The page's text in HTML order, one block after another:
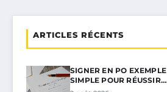
ARTICLES RÉCENTS
SIGNER EN PO
SIMPLE POUR RÉUSSIR…